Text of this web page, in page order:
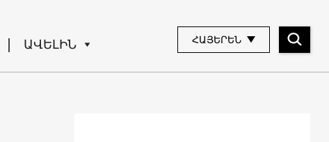
ԱՎԵԼԻՆ ՀԱՅԵՐԵՆ